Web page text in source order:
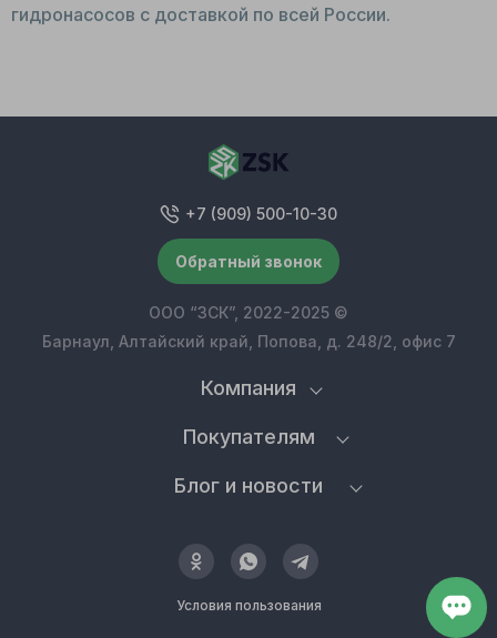
гидронасосов с доставкой по всей России.
Условия пользования
Компания
Покупателям
Блог и новости
+7 (909) 500-10-30
Обратный звонок
ООО “ЗСК”, 2022-2025 ©
Барнаул, Алтайский край, Попова, д. 248/2, офис 7